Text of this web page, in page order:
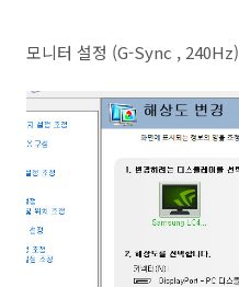
모니터 설정 (G-Sync , 240Hz)